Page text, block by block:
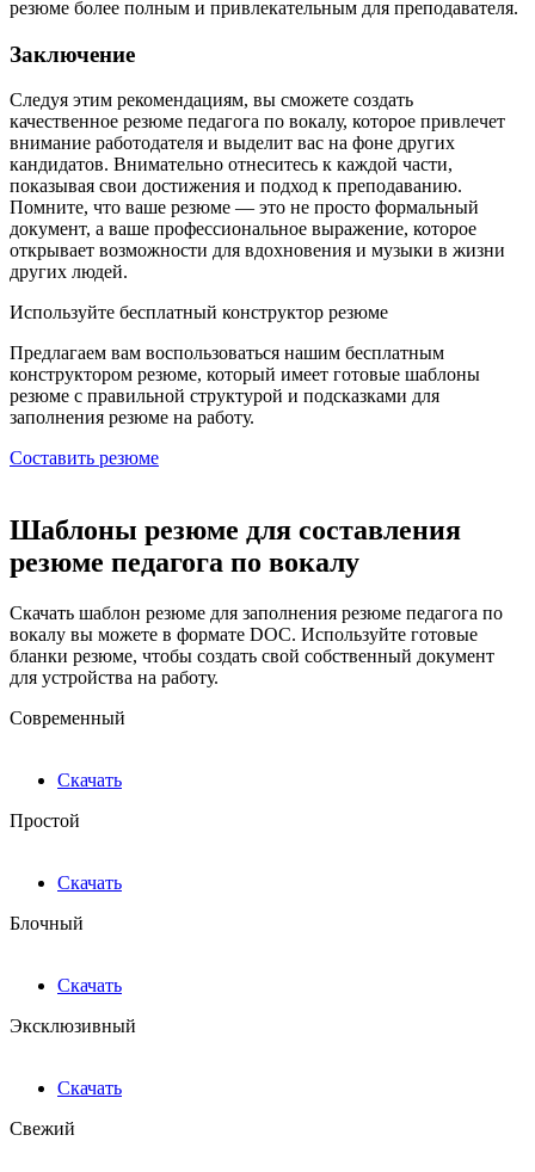
резюме более полным и привлекательным для преподавателя.
Заключение
Следуя этим рекомендациям, вы сможете создать
качественное резюме педагога по вокалу, которое привлечет
внимание работодателя и выделит вас на фоне других
кандидатов. Внимательно отнеситесь к каждой части,
показывая свои достижения и подход к преподаванию.
Помните, что ваше резюме — это не просто формальный
документ, а ваше профессиональное выражение, которое
открывает возможности для вдохновения и музыки в жизни
других людей.
Используйте бесплатный конструктор резюме
Предлагаем вам воспользоваться нашим бесплатным
конструктором резюме, который имеет готовые шаблоны
резюме с правильной структурой и подсказками для
заполнения резюме на работу.
Составить резюме
Шаблоны резюме для составления
резюме педагога по вокалу
Скачать шаблон резюме для заполнения резюме педагога по
вокалу вы можете в формате DOC. Используйте готовые
бланки резюме, чтобы создать свой собственный документ
для устройства на работу.
Современный
Скачать
Простой
Скачать
Блочный
Скачать
Эксклюзивный
Скачать
Свежий